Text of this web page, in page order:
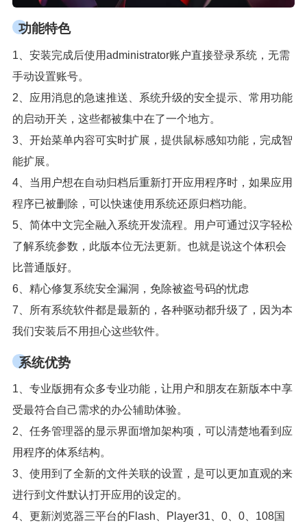
功能特色
1、安装完成后使用administrator账户直接登录系统，无需
手动设置账号。
2、应用消息的急速推送、系统升级的安全提示、常用功能
的启动开关，这些都被集中在了一个地方。
3、开始菜单内容可实时扩展，提供鼠标感知功能，完成智
能扩展。
4、当用户想在自动归档后重新打开应用程序时，如果应用
程序已被删除，可以快速使用系统还原归档功能。
5、简体中文完全融入系统开发流程。用户可通过汉字轻松
了解系统参数，此版本位无法更新。也就是说这个体积会
比普通版好。
6、精心修复系统安全漏洞，免除被盗号码的忧虑
7、所有系统软件都是最新的，各种驱动都升级了，因为本
我们安装后不用担心这些软件。
系统优势
1、专业版拥有众多专业功能，让用户和朋友在新版本中享
受最符合自己需求的办公辅助体验。
2、任务管理器的显示界面增加架构项，可以清楚地看到应
用程序的体系结构。
3、使用到了全新的文件关联的设置，是可以更加直观的来
进行到文件默认打开应用的设定的。
4、更新浏览器三平台的Flash、Player31、0、0、108国